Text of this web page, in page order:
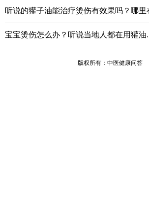
听说的獾子油能治疗烫伤有效果吗？哪里
宝宝烫伤怎么办？听说当地人都在用獾油
版权所有： 中医健康问答